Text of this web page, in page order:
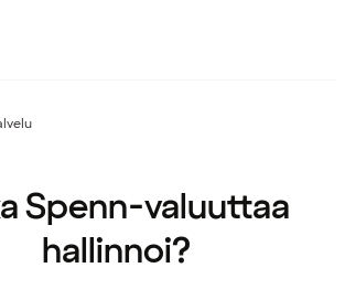
Spenn-valuuttaa
hallinnoi?